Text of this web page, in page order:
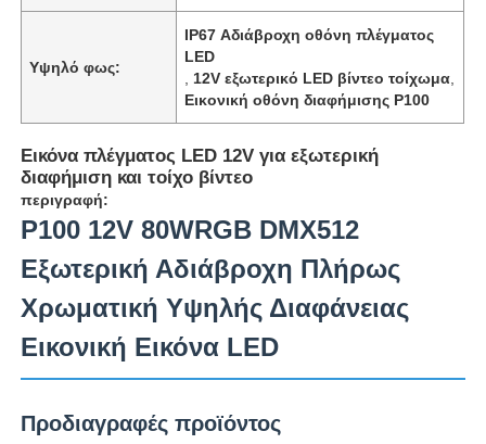
Υψηλό φως:
IP67 Αδιάβροχη οθόνη πλέγματος
LED
12V εξωτερικό LED βίντεο τοίχωμα
Εικονική οθόνη διαφήμισης P100
Εικόνα πλέγματος LED 12V για εξωτερική
διαφήμιση και τοίχο βίντεο
περιγραφή:
P100 12V 80WRGB DMX512
Εξωτερική Αδιάβροχη Πλήρως
Χρωματική Υψηλής Διαφάνειας
Εικονική Εικόνα LED
Προδιαγραφές προϊόντος